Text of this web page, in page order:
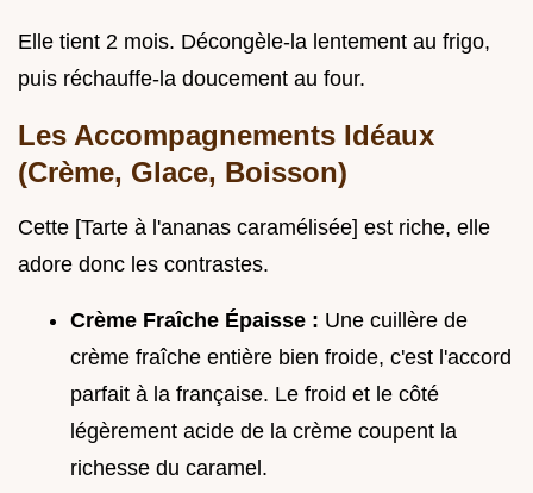
Elle tient 2 mois. Décongèle-la lentement au frigo,
puis réchauffe-la doucement au four.
Les Accompagnements Idéaux
(Crème, Glace, Boisson)
Cette [Tarte à l'ananas caramélisée] est riche, elle
adore donc les contrastes.
Crème Fraîche Épaisse : Une cuillère de
crème fraîche entière bien froide, c'est l'accord
parfait à la française. Le froid et le côté
légèrement acide de la crème coupent la
richesse du caramel.